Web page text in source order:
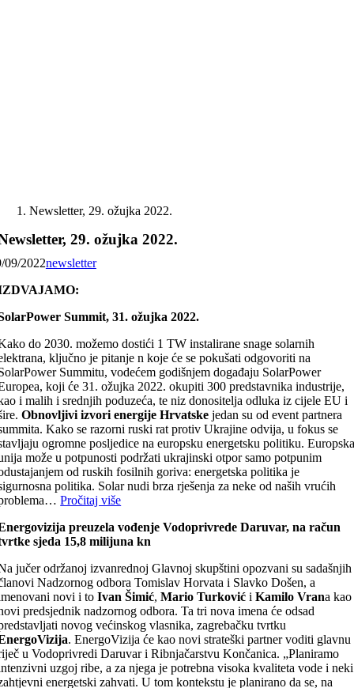
Newsletter, 29. ožujka 2022.
29. ožujka 2022.
09/2022newsletter
Summit, 31. ožujka 2022.
do 2030. možemo dostići 1 TW instalirane snage solarnih
ključno je pitanje n koje će se pokušati odgovoriti na
Summitu, vodećem godišnjem događaju SolarPower
koji će 31. ožujka 2022. okupiti 300 predstavnika industrije,
i malih i srednjih poduzeća, te niz donositelja odluka iz cijele EU i
Obnovljivi izvori energije Hrvatske jedan su od event partnera
Kako se razorni ruski rat protiv Ukrajine odvija, u fokus se
ogromne posljedice na europsku energetsku politiku.
može u potpunosti podržati ukrajinski otpor samo potpunim
od ruskih fosilnih goriva: energetska politika je
politika. Solar nudi brza rješenja za neke od naših vrućih
Pročitaj više
preuzela vođenje Vodoprivrede Daruvar, na račun
sjeda 15,8 milijuna kn
jučer održanoj izvanrednoj Glavnoj skupštini opozvani su sadašnjih
Nadzornog odbora Tomislav Horvata i Slavko Došen, a
novi i toIvan Šimić,Mario TurkovićiKamilo Vrana kao
predsjednik nadzornog odbora. Ta tri nova imena će odsad
novog većinskog vlasnika, zagrebačku tvrtku
. EnergoVizija će kao novi strateški partner voditi glavnu
u Vodoprivredi Daruvar i Ribnjačarstvu Končanica. „Planiramo
uzgoj ribe, a za njega je potrebna visoka kvaliteta vode i neki
energetski zahvati. U tom kontekstu je planirano da se, na